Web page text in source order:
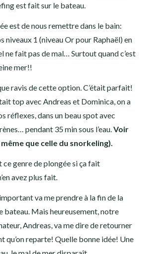
est fait sur le bateau.
est de nous remettre dans le bain:
niveaux 1 (niveau Or pour Raphaël) en
ne fait pas de mal… Surtout quand c’est
mer!!
ravis de cette option. C’était parfait!
top avec Andreas et Dominica, on a
réflexes, dans un beau spot avec
pendant 35 min sous l’eau.Voir
que celle du snorkeling).
genre de plongée si ça fait
avez plus fait.
va me prendre à la fin de la
bateau. Mais heureusement, notre
Andreas, va me dire de retourner
qu’on reparte! Quelle bonne idée! Une